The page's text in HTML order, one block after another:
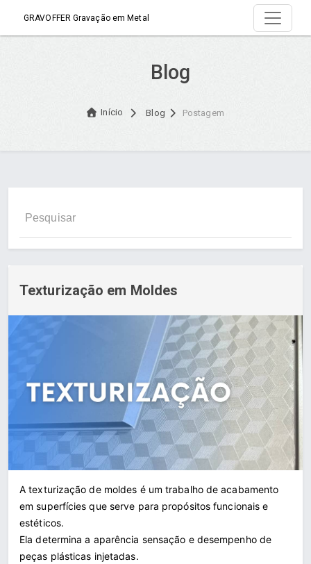
GRAVOFFER Gravação em Metal
Blog
Início Blog Postagem
Texturização em Moldes
A texturização de moldes é um trabalho de acabamento
em superfícies que serve para propósitos funcionais e
estéticos.
Ela determina a aparência sensação e desempenho de
peças plásticas injetadas.